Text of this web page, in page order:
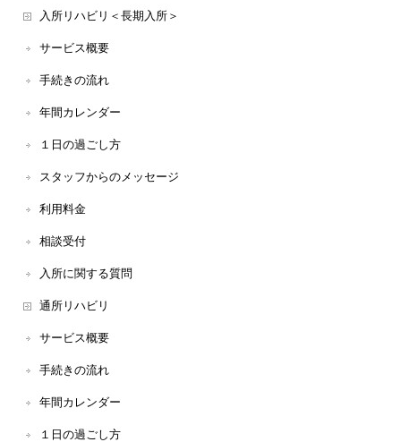
入所リハビリ＜長期入所＞
サービス概要
手続きの流れ
年間カレンダー
１日の過ごし方
スタッフからのメッセージ
利用料金
相談受付
入所に関する質問
通所リハビリ
サービス概要
手続きの流れ
年間カレンダー
１日の過ごし方